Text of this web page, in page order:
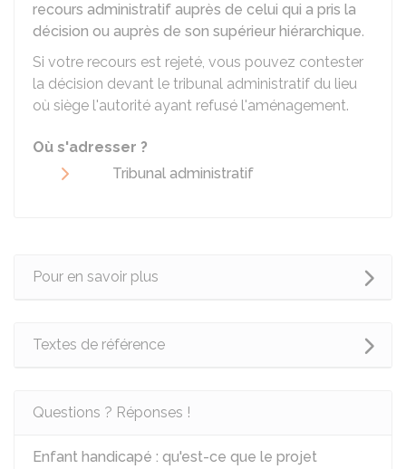
recours administratif auprès de celui qui a pris la
décision ou auprès de son supérieur hiérarchique.
Si votre recours est rejeté, vous pouvez contester
la décision devant le tribunal administratif du lieu
où siège l'autorité ayant refusé l'aménagement.
Où s'adresser ?
Tribunal administratif
Pour en savoir plus
Textes de référence
Questions ? Réponses !
Enfant handicapé : qu'est-ce que le projet